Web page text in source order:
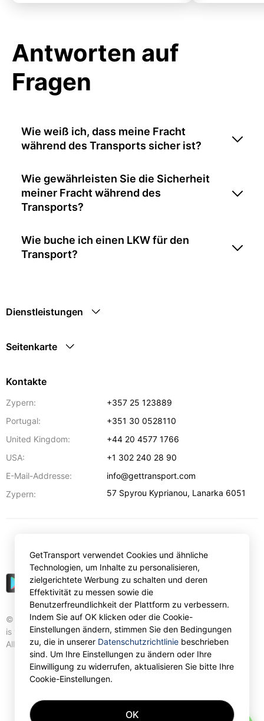
Antworten auf
Fragen
Wie weiß ich, dass meine Fracht
während des Transports sicher ist?
Wie gewährleisten Sie die Sicherheit
meiner Fracht während des
Transports?
Wie buche ich einen LKW für den
Transport?
Dienstleistungen
Seitenkarte
Kontakte
Zypern:
+357 25 123889
Portugal:
+351 30 0528110
United Kingdom:
+44 20 4577 1766
USA:
+1 302 240 28 90
E-Mail-Addresse:
info@gettransport.com
Zypern:
57 Spyrou Kyprianou, Lanarka 6051
© Gettransport International Limited. GetTransport®
is trademark of Gettransport International Limited.
All rights reserved.
GetTransport verwendet Cookies und ähnliche
Technologien, um Inhalte zu personalisieren,
zielgerichtete Werbung zu schalten und deren
Effektivität zu messen sowie die
Benutzerfreundlichkeit der Plattform zu verbessern.
Indem Sie auf OK klicken oder die Cookie-
Einstellungen ändern, stimmen Sie den Bedingungen
zu, die in unserer Datenschutzrichtlinie beschrieben
sind. Um Ihre Einstellungen zu ändern oder Ihre
Einwilligung zu widerrufen, aktualisieren Sie bitte Ihre
Cookie-Einstellungen.
OK